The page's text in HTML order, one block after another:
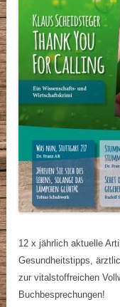
12 x jährlich aktuelle
Gesundheitstipps,
zur vitalstoffreichen
Buchbesprechungen!